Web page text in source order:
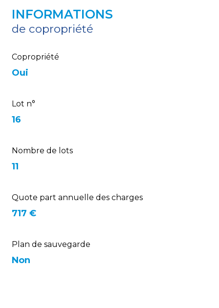
INFORMATIONS
de copropriété
Copropriété
Oui
Lot n°
16
Nombre de lots
11
Quote part annuelle des charges
717 €
Plan de sauvegarde
Non